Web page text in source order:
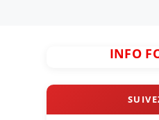
INFO